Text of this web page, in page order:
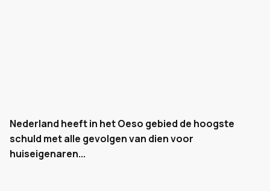
Nederland heeft in het Oeso gebied de hoogste
schuld met alle gevolgen van dien voor
huiseigenaren...